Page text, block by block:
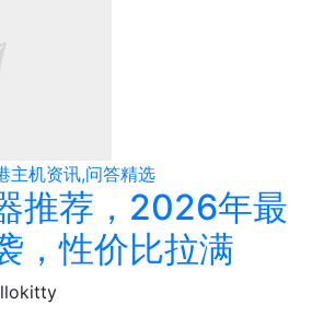
主机资讯,问答精选
推荐，2026年最
，性价比拉满